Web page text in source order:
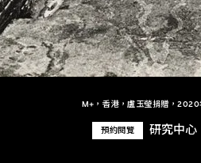
M+，香港，盧玉瑩捐贈，2020
預約閱覽 研究中心